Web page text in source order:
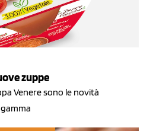
zuppe
Venere sono le novità